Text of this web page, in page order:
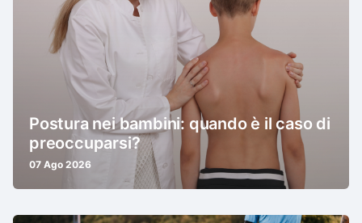
Postura nei bambini: quando è il caso di
preoccuparsi?
07 Ago 2026